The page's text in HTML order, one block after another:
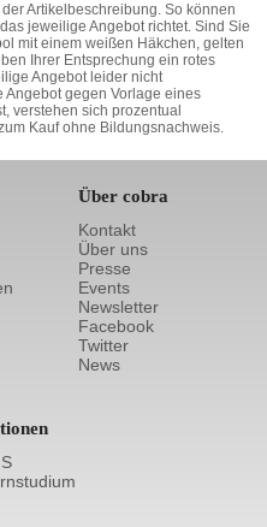
Artikelbeschreibung. So können
jeweilige Angebot richtet. Sind Sie
mit einem weißen Häkchen, gelten
Ihrer Entsprechung ein rotes
Angebot leider nicht
gegen Vorlage eines
verstehen sich prozentual
Kauf ohne Bildungsnachweis.
Über cobra
Kontakt
Über uns
Presse
Events
Newsletter
Facebook
Twitter
News